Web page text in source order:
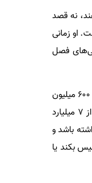
نه قصد
و رقمش حدود 550 هزار یورو بوده است. او زمانی
رقم 10 درصد هم بابت قهرمانی‌های فصل
. 550 هزار یورو کمی بیشتر از 7 میلیارد تومان می‌شود که اگر آن 10 درصد را هم اضافه کنیم، این رقم به 7 میلیارد و 600 میلیون
تومان با ارز آزاد 13 هزار تومانی می‌رسد! که اگر به فرض بخشی از این پول به او داده شده باشد، این رقم باز کمتر از 7 میلیارد
باشد و
بکند یا